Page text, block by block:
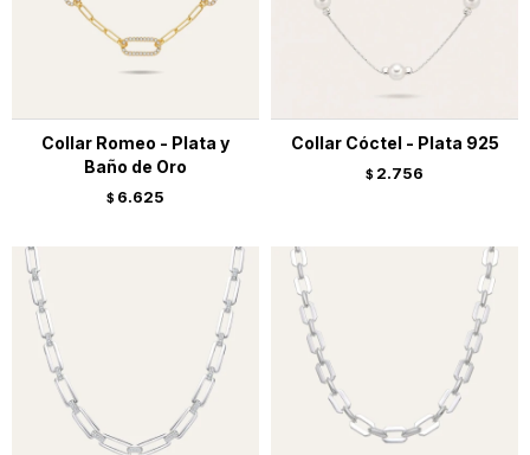
Collar Romeo - Plata y
Baño de Oro
$ 6.625
Collar Cóctel - Plata 925
$ 2.756